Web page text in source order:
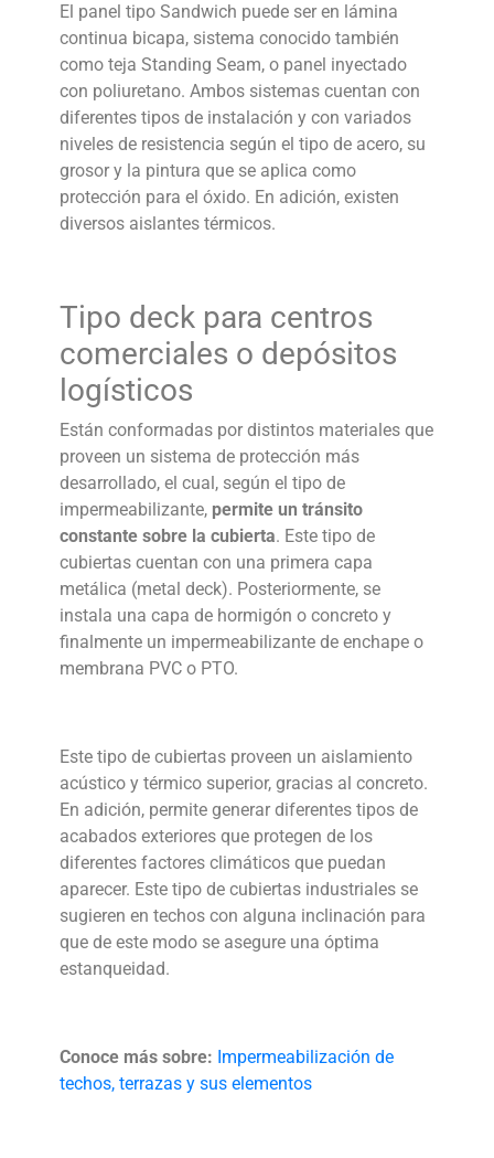
El panel tipo Sandwich puede ser en lámina
continua bicapa, sistema conocido también
como teja Standing Seam, o panel inyectado
con poliuretano. Ambos sistemas cuentan con
diferentes tipos de instalación y con variados
niveles de resistencia según el tipo de acero, su
grosor y la pintura que se aplica como
protección para el óxido. En adición, existen
diversos aislantes térmicos.
Tipo deck para centros
comerciales o depósitos
logísticos
Están conformadas por distintos materiales que
proveen un sistema de protección más
desarrollado, el cual, según el tipo de
impermeabilizante, permite un tránsito
constante sobre la cubierta. Este tipo de
cubiertas cuentan con una primera capa
metálica (metal deck). Posteriormente, se
instala una capa de hormigón o concreto y
finalmente un impermeabilizante de enchape o
membrana PVC o PTO.
Este tipo de cubiertas proveen un aislamiento
acústico y térmico superior, gracias al concreto.
En adición, permite generar diferentes tipos de
acabados exteriores que protegen de los
diferentes factores climáticos que puedan
aparecer. Este tipo de cubiertas industriales se
sugieren en techos con alguna inclinación para
que de este modo se asegure una óptima
estanqueidad.
Conoce más sobre: Impermeabilización de
techos, terrazas y sus elementos